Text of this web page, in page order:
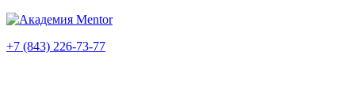
+7 (843) 226-73-77